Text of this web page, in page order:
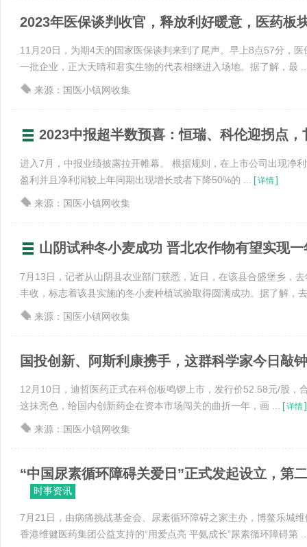
2023年医保谈判收官，释放利好暖意，医药板
11月20日，为期4天的国家医保谈判来到了尾声。早上8点57分，
一批企业，正大天晴和君实生物的代表相继进入场地。据了解，最
来源：国医小镇网收集
2023中报超半数预喜：恒瑞、科伦迎拐点，
进入7月，中报业绩披露拉开帷幕。 根据规则，在上市公司出现净
盈利并且净利润较上年同期出现增长或者下降50%的 ...
[详情]
来源：国医小镇网收集
山阴试种冬小麦成功 晋北农作物有望实现一
7月13日，记者从山阴县农业部门获悉，近日，在该县合盛堡乡，
丰收，标志着该县实施的冬小麦种植试验取得圆满成功。据了解，
来源：国医小镇网收集
国投创新、阿斯利康携手，这群科学家今日敲
12月10日，迪哲医药正式在科创板鸣锣上市，发行价52.58元/股，
这抹亮色，给国内创新药企在资本市场闯关的曲折一年，画 ...
[详情]
来源：国医小镇网收集
“中国尿素循环障碍关爱日”正式发起设立，第
时事资讯
7月21日，由病痛挑战基金会、尿素循环障碍之家主办，博鳌乐城
香港维健医药集团公益支持的“用爱点亮 平氨成长”尿素循环障碍第